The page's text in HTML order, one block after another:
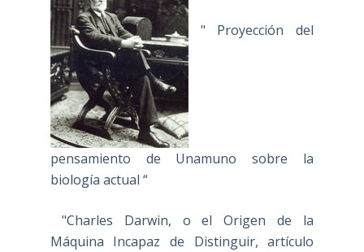
" Proyección del
pensamiento de Unamuno sobre la
biología actual “
"Charles Darwin, o el Origen de la
Máquina Incapaz de Distinguir, artículo